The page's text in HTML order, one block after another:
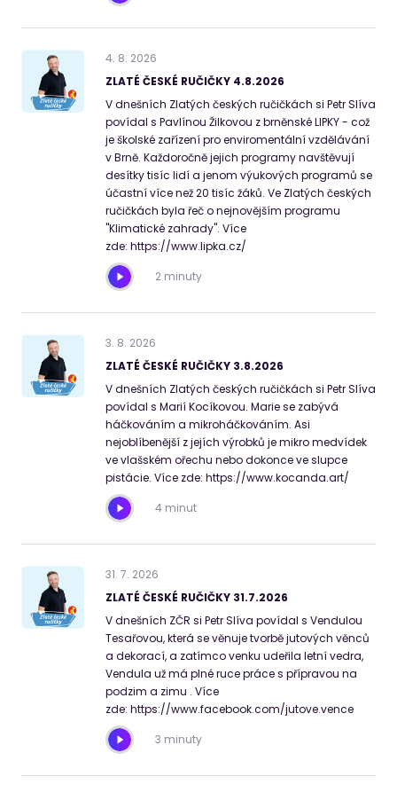
4. 8. 2026
ZLATÉ ČESKÉ RUČIČKY 4.8.2026
V dnešních Zlatých českých ručičkách si Petr Slíva
povídal s Pavlínou Žilkovou z brněnské LIPKY - což
je školské zařízení pro enviromentální vzdělávání
v Brně. Každoročně jejich programy navštěvují
desítky tisíc lidí a jenom výukových programů se
účastní více než 20 tisíc žáků. Ve Zlatých českých
ručičkách byla řeč o nejnovějším programu
"Klimatické zahrady". Více
zde: https://www.lipka.cz/
2 minuty
3. 8. 2026
ZLATÉ ČESKÉ RUČIČKY 3.8.2026
V dnešních Zlatých českých ručičkách si Petr Slíva
povídal s Marií Kocíkovou. Marie se zabývá
háčkováním a mikroháčkováním. Asi
nejoblíbenější z jejích výrobků je mikro medvídek
ve vlašském ořechu nebo dokonce ve slupce
pistácie. Více zde: https://www.kocanda.art/
4 minut
31. 7. 2026
ZLATÉ ČESKÉ RUČIČKY 31.7.2026
V dnešních ZČR si Petr Slíva povídal s Vendulou
Tesařovou, která se věnuje tvorbě jutových věnců
a dekorací, a zatímco venku udeřila letní vedra,
Vendula už má plné ruce práce s přípravou na
podzim a zimu . Více
zde: https://www.facebook.com/jutove.vence
3 minuty